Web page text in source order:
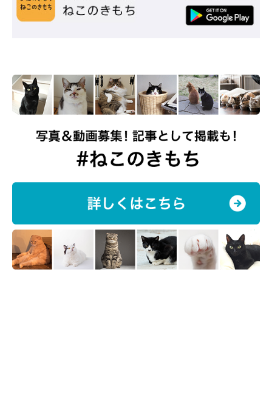
について聞きました。
「うには、迎え入れた日から用意してあったお布団セットの枕が
お気に入りのようで、毎日ケージから枕を運んできます。枕を奪
『自分のものだ！』 と言わんばかりに唸るんです（笑）」